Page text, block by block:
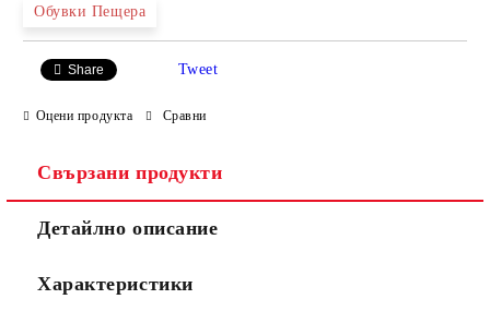
Ние ще се свържем с вас в рамките на работния ден.
Обувки Пещера
Share Tweet
Оцени продукта Сравни
Свързани продукти
Детайлно описание
Характеристики